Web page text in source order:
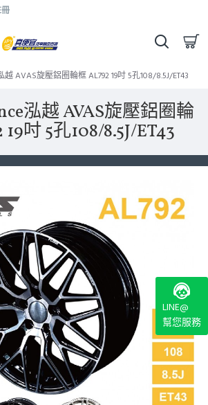
AVAS旋壓鋁圈輪框 AL792 19吋 5孔108/8.5J/ET43
泓越 AVAS旋壓鋁圈輪
吋 5孔108/8.5J/ET43
LINE@
幫您服務